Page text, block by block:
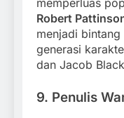
memperluas
Robert
menjadi
generasi
dan Jacob
9. Penulis